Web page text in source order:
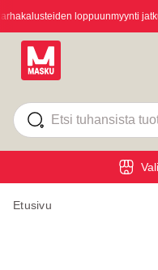
loppuunmyynti
Etusivu